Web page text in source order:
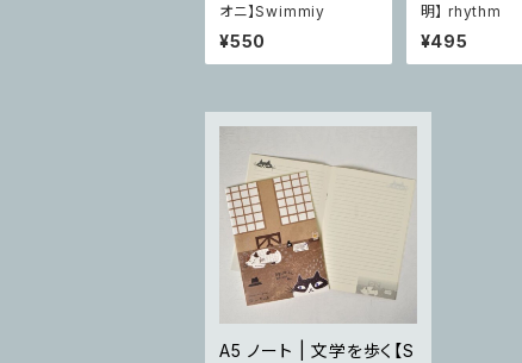
オニ】Swimmiy
¥550
明】 rhythm
¥495
A5 ノート | 文学を歩く【S